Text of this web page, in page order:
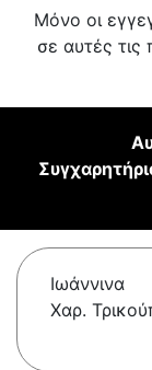
Μόνο οι
σε αυτές τις
Ιωάννινα
Χαρ.